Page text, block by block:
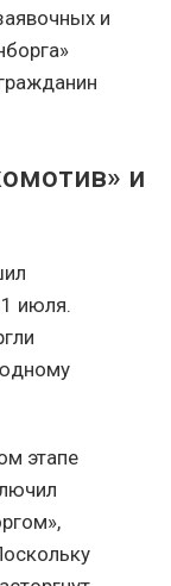
и
и
июля.
этапе